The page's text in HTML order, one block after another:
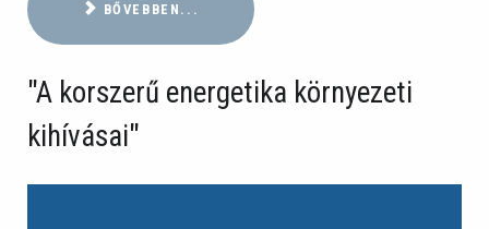
BŐVEBBEN...
"A korszerű energetika környezeti
kihívásai"